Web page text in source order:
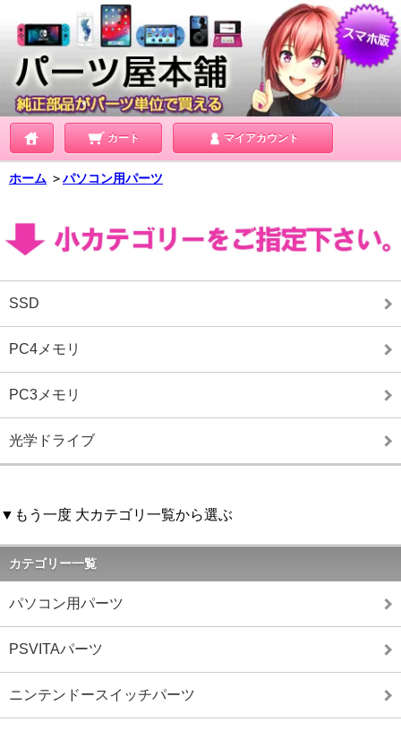
カート マイアカウント
ホーム ＞パソコン用パーツ
SSD
PC4メモリ
PC3メモリ
光学ドライブ
▼もう一度 大カテゴリ一覧から選ぶ
カテゴリー一覧
パソコン用パーツ
PSVITAパーツ
ニンテンドースイッチパーツ